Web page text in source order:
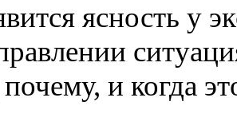
ясность у
и когда